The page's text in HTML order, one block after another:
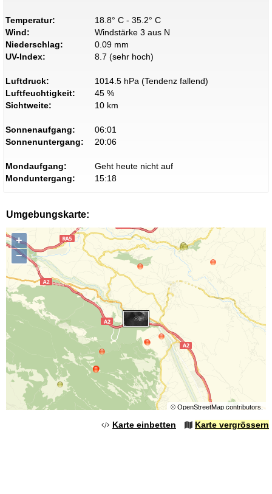
Temperatur:
18.8° C - 35.2° C
Wind:
Windstärke 3 aus N
Niederschlag:
0.09 mm
UV-Index:
8.7 (sehr hoch)
Luftdruck:
1014.5 hPa (Tendenz fallend)
Luftfeuchtigkeit:
45 %
Sichtweite:
10 km
Sonnenaufgang:
06:01
Sonnenuntergang:
20:06
Mondaufgang:
Geht heute nicht auf
Monduntergang:
15:18
Umgebungskarte:
+
−
© OpenStreetMapcontributors.
Karte einbetten Karte vergrössern